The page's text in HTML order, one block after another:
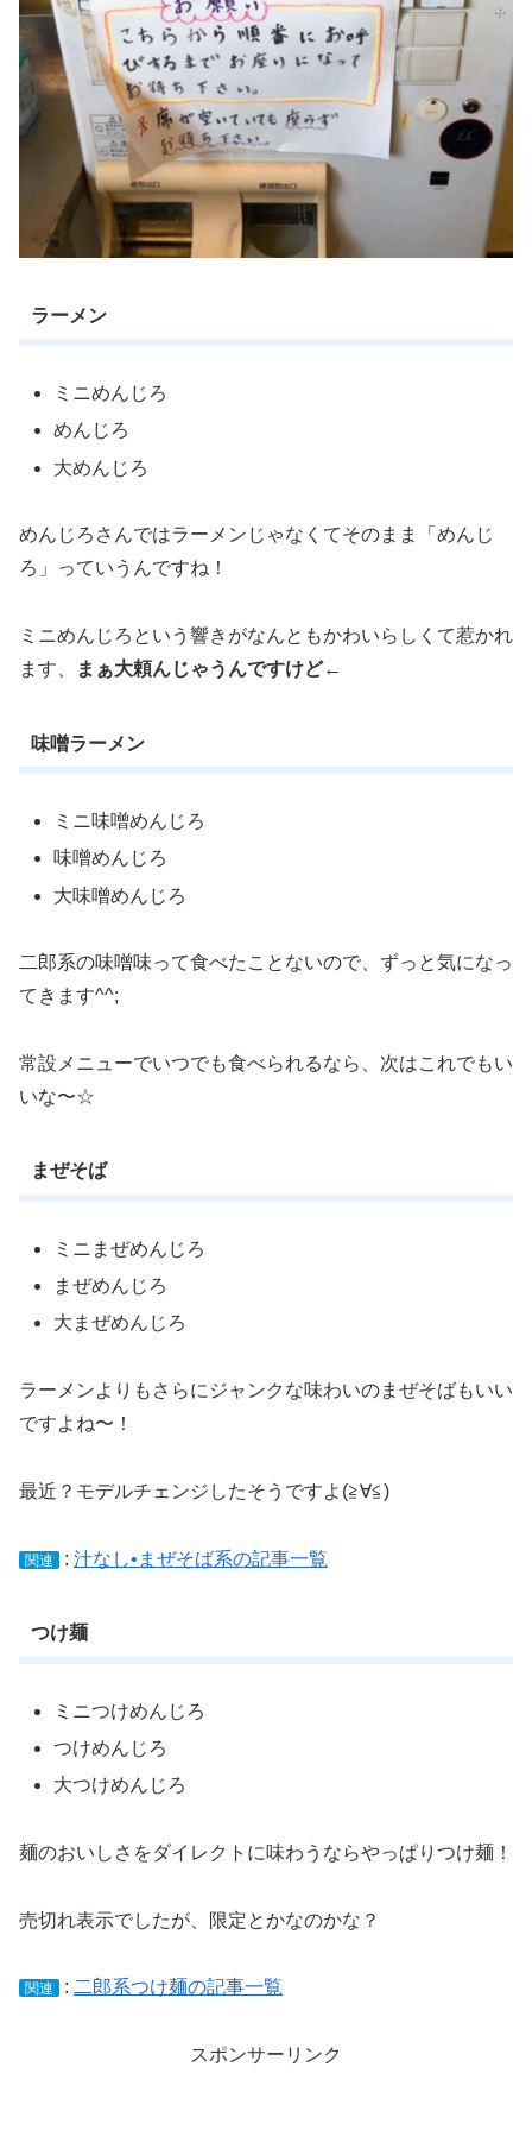
ラーメン
ミニめんじろ
めんじろ
大めんじろ
めんじろさんではラーメンじゃなくてそのまま「めんじ
ろ」っていうんですね！
ミニめんじろという響きがなんともかわいらしくて惹かれ
ます、
まぁ大頼んじゃうんですけど←
味噌ラーメン
ミニ味噌めんじろ
味噌めんじろ
大味噌めんじろ
二郎系の味噌味って食べたことないので、ずっと気になっ
てきます^^;
常設メニューでいつでも食べられるなら、次はこれでもい
いな〜☆
まぜそば
ミニまぜめんじろ
まぜめんじろ
大まぜめんじろ
ラーメンよりもさらにジャンクな味わいのまぜそばもいい
ですよね〜！
最近？モデルチェンジしたそうですよ(≧∀≦)
関連 : 汁なし•まぜそば系の記事一覧
つけ麺
ミニつけめんじろ
つけめんじろ
大つけめんじろ
麺のおいしさをダイレクトに味わうならやっぱりつけ麺！
売切れ表示でしたが、限定とかなのかな？
関連 : 二郎系つけ麺の記事一覧
スポンサーリンク